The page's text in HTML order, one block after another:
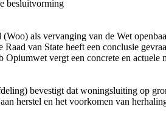
besluitvorming
als vervanging van de Wet
van State heeft een conclusie
vergt een concrete en actuele
bevestigt dat woningsluiting op
herstel en het voorkomen van